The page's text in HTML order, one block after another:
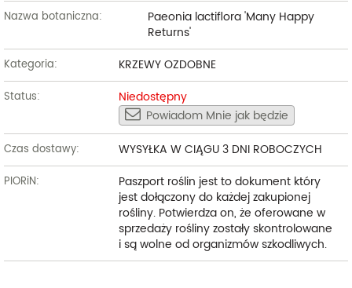
Nazwa botaniczna:
Paeonia lactiflora 'Many Happy
Returns'
Kategoria: KRZEWY OZDOBNE
Status:
Niedostępny
Powiadom Mnie jak będzie
Czas dostawy: WYSYŁKA W CIĄGU 3 DNI ROBOCZYCH
PIORiN:
Paszport roślin jest to dokument który
jest dołączony do każdej zakupionej
rośliny. Potwierdza on, że oferowane w
sprzedaży rośliny zostały skontrolowane
i są wolne od organizmów szkodliwych.